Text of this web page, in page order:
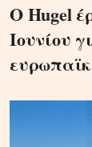
Ο Hugel
Ιουνίου